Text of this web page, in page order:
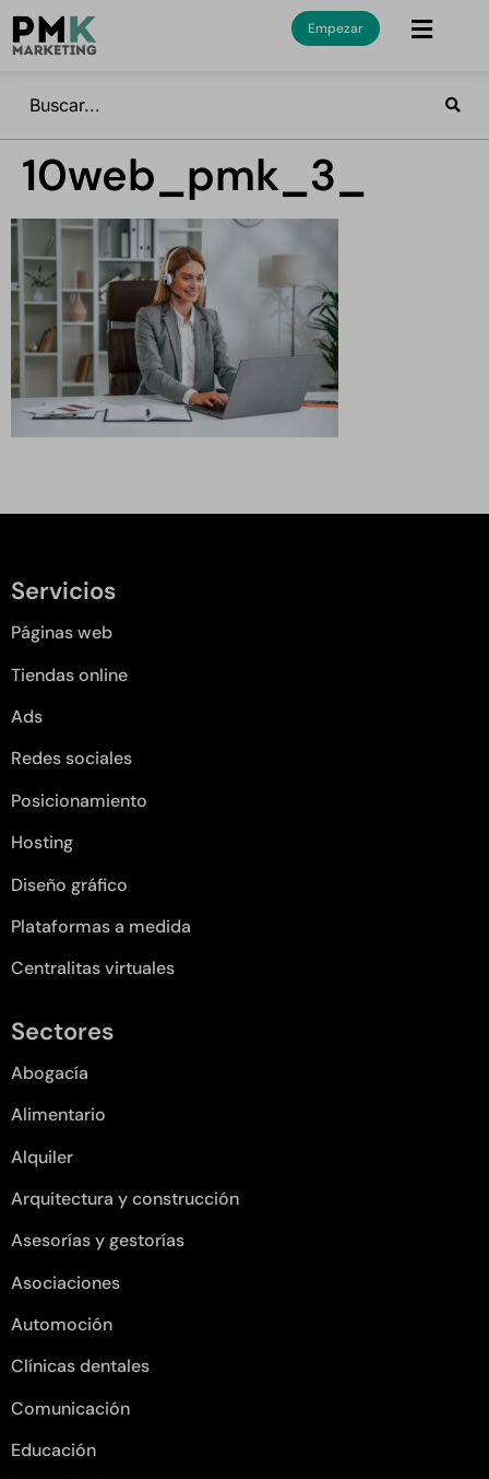
Empezar
10web_pmk_3_
Servicios
Páginas web
Tiendas online
Ads
Redes sociales
Posicionamiento
Hosting
Diseño gráfico
Plataformas a medida
Centralitas virtuales
Sectores
Abogacía
Alimentario
Alquiler
Arquitectura y construcción
Asesorías y gestorías
Asociaciones
Automoción
Clínicas dentales
Comunicación
Educación